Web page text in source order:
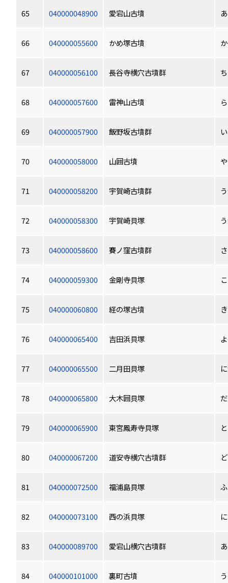
65 040000048900 愛宕山古墳
66 040000055600 かめ塚古墳
67 040000056100 長谷寺横穴古墳群
68 040000057600 雷神山古墳
69 040000057900 飯野坂古墳群
70 040000058000 山囲古墳
71 040000058200 宇賀崎古墳群
72 040000058300 宇賀崎貝塚
73 040000058600 賽ノ窪古墳群
74 040000059300 金剛寺貝塚
75 040000060800 経の塚古墳
76 040000065400 吉田浜貝塚
77 040000065500 二月田貝塚
78 040000065800 大木囲貝塚
79 040000065900 東宮鳳寿寺貝塚
80 040000067200 道安寺横穴古墳群
81 040000072500 福浦島貝塚
82 040000073100 西の浜貝塚
83 040000089700 愛宕山横穴古墳群
84 040000101000 裏町古墳